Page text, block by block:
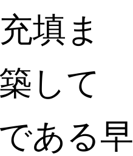
填ま
して
ある早